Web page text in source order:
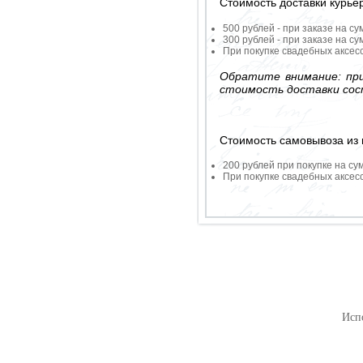
Стоимость доставки
500 рублей - при заказе на
300 рублей - при заказе на
При покупке свадебных
Обратите внимание:
стоимость доставки
Стоимость самовывоза из
200 рублей при покупке на
При покупке свадебных